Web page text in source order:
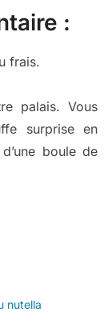
:
frais.
palais. Vous
surprise en
boule de
nutella